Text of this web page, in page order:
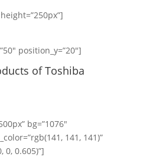
position_y=”20″]
of Toshiba
bg=”1076″
141, 141)”
0, 0.605)”]